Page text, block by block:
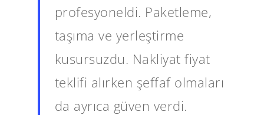
profesyoneldi. Paketleme,
taşıma ve yerleştirme
kusursuzdu. Nakliyat fiyat
teklifi alırken şeffaf olmaları
da ayrıca güven verdi.